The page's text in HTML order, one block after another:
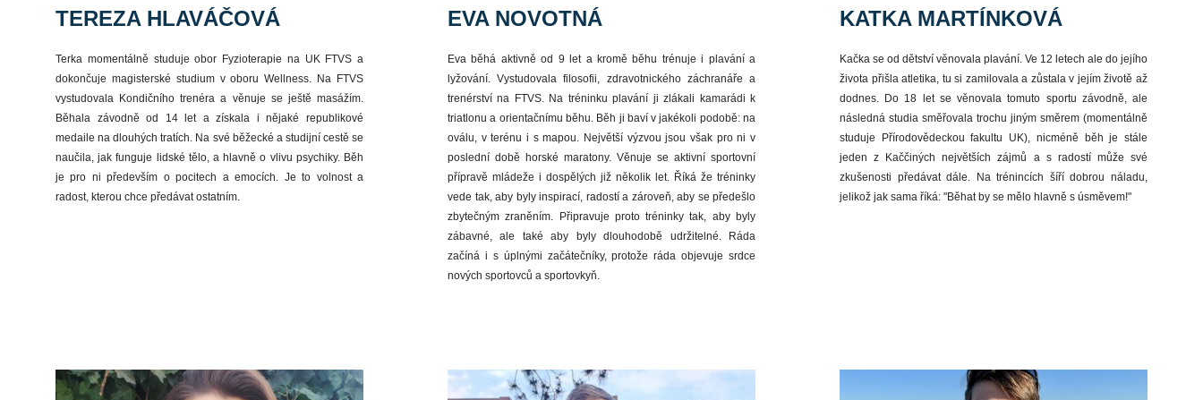
TEREZA HLAVÁČOVÁ
Terka momentálně studuje obor Fyzioterapie na UK FTVS a
dokončuje magisterské studium v oboru Wellness. Na FTVS
vystudovala Kondičního trenéra a věnuje se ještě masážím.
Běhala závodně od 14 let a získala i nějaké republikové
medaile na dlouhých tratích. Na své běžecké a studijní cestě se
naučila, jak funguje lidské tělo, a hlavně o vlivu psychiky. Běh
je pro ni především o pocitech a emocích. Je to volnost a
radost, kterou chce předávat ostatním.
EVA NOVOTNÁ
Eva běhá aktivně od 9 let a kromě běhu trénuje i plavání a
lyžování. Vystudovala filosofii, zdravotnického záchranáře a
trenérství na FTVS. Na tréninku plavání ji zlákali kamarádi k
triatlonu a orientačnímu běhu. Běh ji baví v jakékoli podobě: na
oválu, v terénu i s mapou. Největší výzvou jsou však pro ni v
poslední době horské maratony. Věnuje se aktivní sportovní
přípravě mládeže i dospělých již několik let. Říká že tréninky
vede tak, aby byly inspirací, radostí a zároveň, aby se předešlo
zbytečným zraněním. Připravuje proto tréninky tak, aby byly
zábavné, ale také aby byly dlouhodobě udržitelné. Ráda
začíná i s úplnými začátečníky, protože ráda objevuje srdce
nových sportovců a sportovkyň.
KATKA MARTÍNKOVÁ
Kačka se od dětství věnovala plavání. Ve 12 letech ale do jejího
života přišla atletika, tu si zamilovala a zůstala v jejím životě až
dodnes. Do 18 let se věnovala tomuto sportu závodně, ale
následná studia směřovala trochu jiným směrem (momentálně
studuje Přírodovědeckou fakultu UK), nicméně běh je stále
jeden z Kaččiných největších zájmů a s radostí může své
zkušenosti předávat dále. Na trénincích šíří dobrou náladu,
jelikož jak sama říká: "Běhat by se mělo hlavně s úsměvem!"